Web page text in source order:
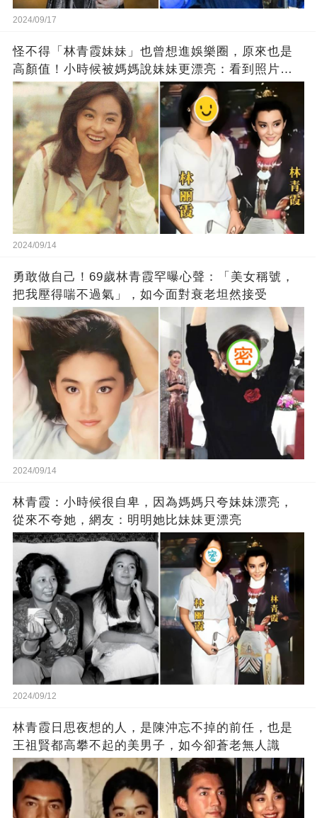
2024/09/17
怪不得「林青霞妹妹」也曾想進娛樂圈，原來也是
高顏值！小時候被媽媽說妹妹更漂亮：看到照片我
信了
2024/09/14
勇敢做自己！69歲林青霞罕曝心聲：「美女稱號，
把我壓得喘不過氣」，如今面對衰老坦然接受
2024/09/14
林青霞：小時候很自卑，因為媽媽只夸妹妹漂亮，
從來不夸她，網友：明明她比妹妹更漂亮
2024/09/12
林青霞日思夜想的人，是陳沖忘不掉的前任，也是
王祖賢都高攀不起的美男子，如今卻蒼老無人識